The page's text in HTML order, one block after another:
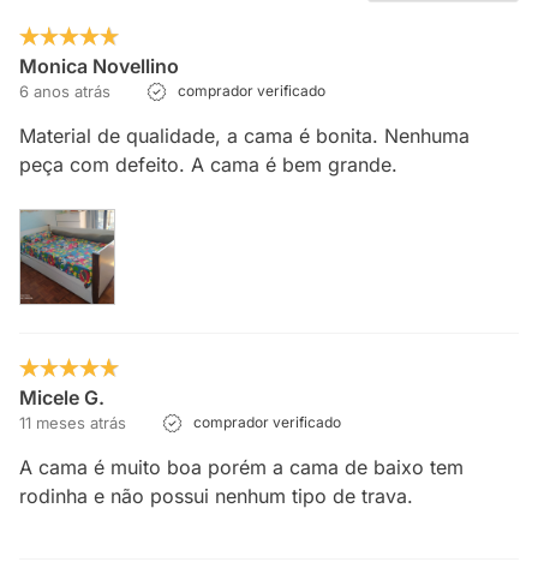
Monica Novellino
6 anos atrás comprador verificado
Material de qualidade, a cama é bonita. Nenhuma
peça com defeito. A cama é bem grande.
Micele G.
11 meses atrás comprador verificado
A cama é muito boa porém a cama de baixo tem
rodinha e não possui nenhum tipo de trava.